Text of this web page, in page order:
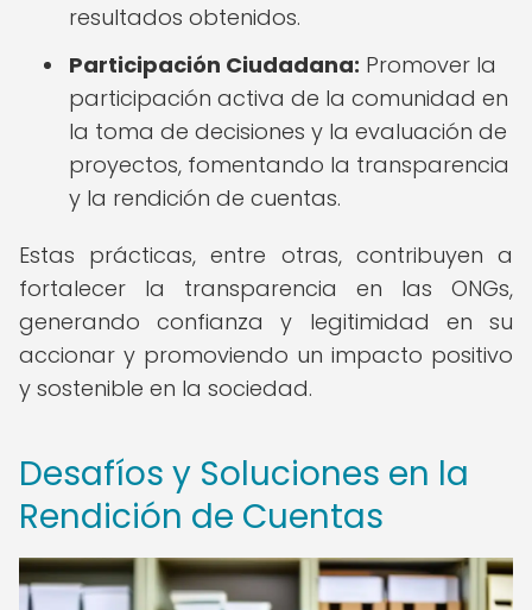
resultados obtenidos.
Participación Ciudadana: Promover la
participación activa de la comunidad en
la toma de decisiones y la evaluación de
proyectos, fomentando la transparencia
y la rendición de cuentas.
Estas prácticas, entre otras, contribuyen a
fortalecer la transparencia en las ONGs,
generando confianza y legitimidad en su
accionar y promoviendo un impacto positivo
y sostenible en la sociedad.
Desafíos y Soluciones en la
Rendición de Cuentas